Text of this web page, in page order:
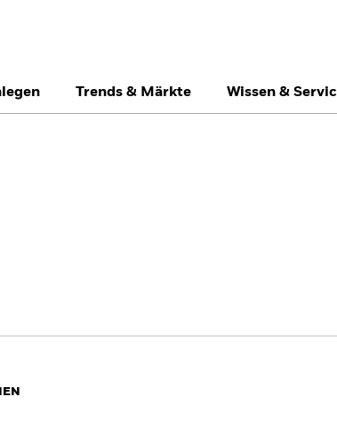
States Õsterreich
Trends & Märkte Wissen &